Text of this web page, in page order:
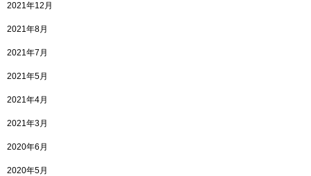
2021年12月
2021年8月
2021年7月
2021年5月
2021年4月
2021年3月
2020年6月
2020年5月